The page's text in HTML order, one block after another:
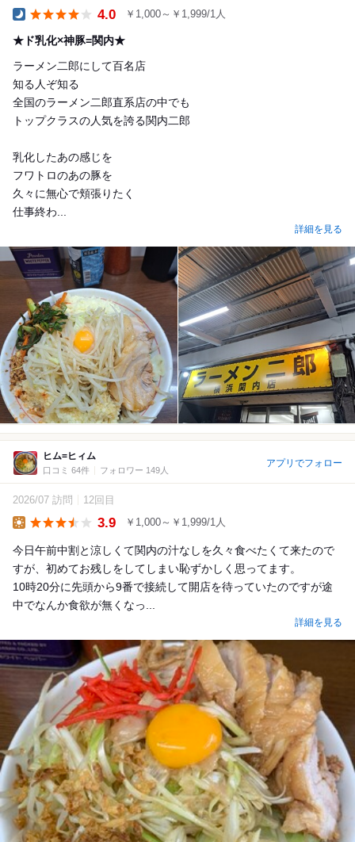
4.0 ￥1,000～￥1,999/1人
★ド乳化×神豚=関内★
ラーメン二郎にして百名店
知る人ぞ知る
全国のラーメン二郎直系店の中でも
トップクラスの人気を誇る関内二郎
乳化したあの感じを
フワトロのあの豚を
久々に無心で頬張りたく
仕事終わ...
詳細を見る
ヒム=ヒィム
口コミ 64件 フォロワー 149人
アプリでフォロー
2026/07 訪問 12回目
3.9 ￥1,000～￥1,999/1人
今日午前中割と涼しくて関内の汁なしを久々食べたくて来たので
すが、初めてお残しをしてしまい恥ずかしく思ってます。
10時20分に先頭から9番で接続して開店を待っていたのですが途
中でなんか食欲が無くなっ...
詳細を見る